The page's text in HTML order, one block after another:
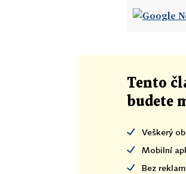
Tento
budete
Veškerý
Mobilní
Bez reklam